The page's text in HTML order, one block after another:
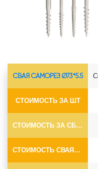
СВАЯ САМОРЕЗ Ø73*5.5
СТОИМОСТЬ ЗА ШТ
СТОИМОСТЬ ЗА СБОРКУ
СТОИМОСТЬ СВАЯ+СБОРКА (БЕЗ ОГОЛОВКА)